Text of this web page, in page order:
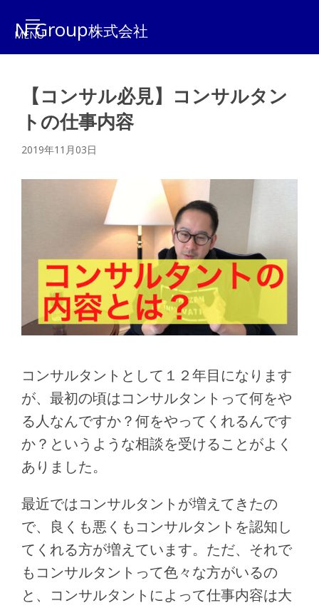
N Group株式会社
【コンサル必見】コンサルタン
トの仕事内容
2019年11月03日
コンサルタントとして１２年目になります
が、最初の頃はコンサルタントって何をや
る人なんですか？何をやってくれるんです
か？というような相談を受けることがよく
ありました。
最近ではコンサルタントが増えてきたの
で、良くも悪くもコンサルタントを認知し
てくれる方が増えています。ただ、それで
もコンサルタントって色々な方がいるの
と、コンサルタントによって仕事内容は大